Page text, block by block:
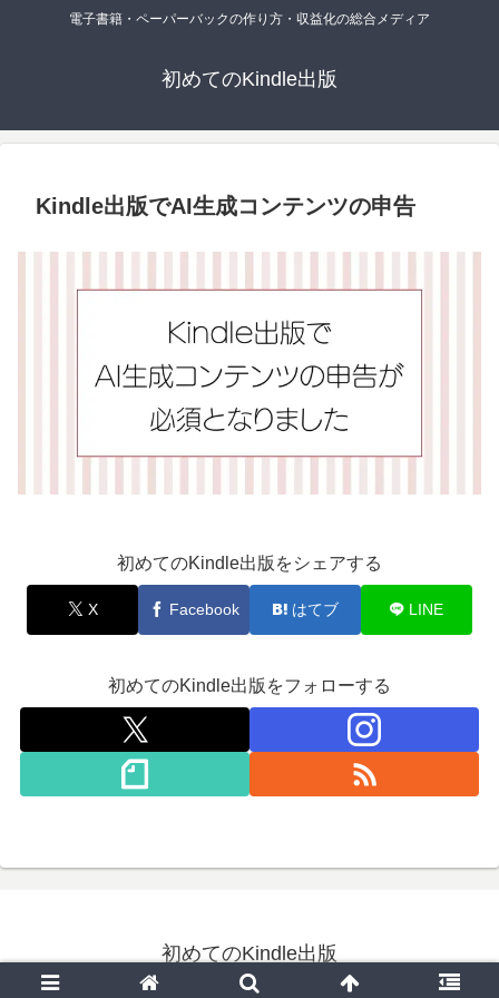
電子書籍・ペーパーバックの作り方・収益化の総合メディア
初めてのKindle出版
Kindle出版でAI生成コンテンツの申告
初めてのKindle出版をシェアする
X Facebook はてブ LINE
初めてのKindle出版をフォローする
初めてのKindle出版
© 2020 初めてのKindle出版.